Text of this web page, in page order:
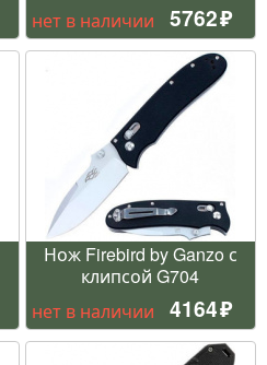
нет в наличии
5762
Нож Firebird by Ganzo с
клипсой G704
нет в наличии
4164